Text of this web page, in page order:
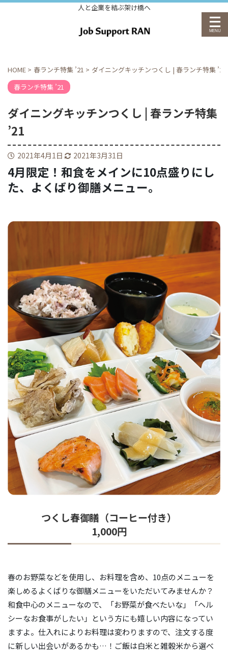
人と企業を結ぶ架け橋へ
HOME > 春ランチ特集 ’21 > ダイニングキッチンつくし | 春ランチ特集 ’21
春ランチ特集 ’21
ダイニングキッチンつくし | 春ランチ特集
’21
2021年4月1日 2021年3月31日
4月限定！和食をメインに10点盛りにし
た、よくばり御膳メニュー。
つくし春御膳（コーヒー付き）
1,000円
春のお野菜などを使用し、お料理を含め、10点のメニューを
楽しめるよくばりな御膳メニューをいただいてみませんか？
和食中心のメニューなので、「お野菜が食べたいな」「ヘル
シーなお食事がしたい」という方にも嬉しい内容になってい
ますよ。仕入れによりお料理は変わりますので、注文する度
に新しい出会いがあるかも…！ご飯は白米と雑穀米から選べ